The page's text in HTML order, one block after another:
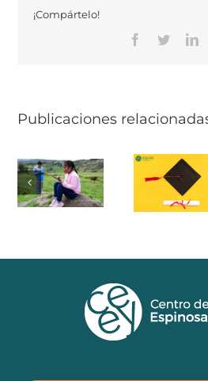
¡Compártelo!
Facebook
Twitter
Publicaciones